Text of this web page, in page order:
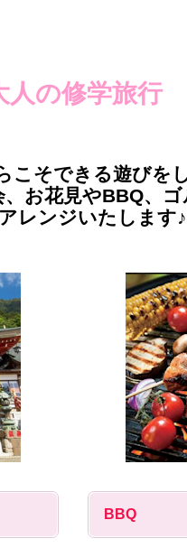
人の修学旅行
こそできる遊びを
お花見やBBQ、
レンジいたします♪
BBQ